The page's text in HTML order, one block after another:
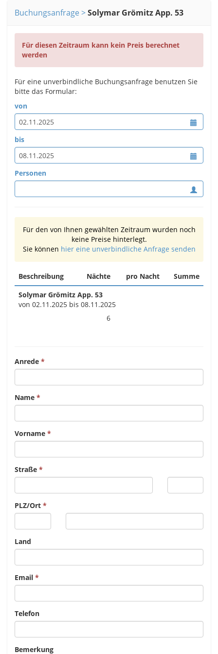
Buchungsanfrage Solymar Grömitz App. 53
Für diesen Zeitraum kann kein Preis berechnet
werden
Für eine unverbindliche Buchungsanfrage benutzen Sie
bitte das Formular:
von
bis
Personen
Für den von Ihnen gewählten Zeitraum wurden noch
keine Preise hinterlegt.
Sie können hier eine unverbindliche Anfrage senden
Beschreibung Nächte pro Nacht
Summe
Solymar Grömitz App. 53
von 02.11.2025 bis 08.11.2025
6
Anrede
Name
Vorname
Straße
PLZ/Ort
Land
Email
Telefon
Bemerkung